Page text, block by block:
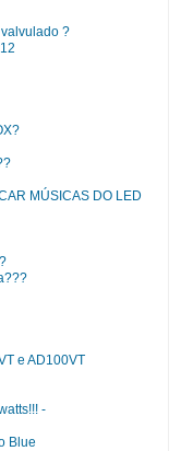
?
MÚSICAS DO LED
e AD100VT
-
Blue